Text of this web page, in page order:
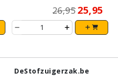
26,95 25,95
DeStofzuigerzak.be